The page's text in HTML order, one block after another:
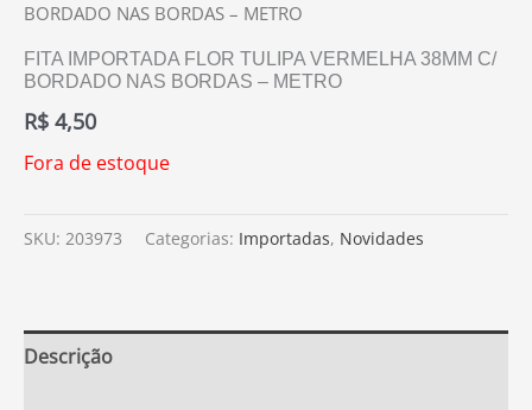
BORDADO NAS BORDAS – METRO
FITA IMPORTADA FLOR TULIPA VERMELHA 38MM C/
BORDADO NAS BORDAS – METRO
R$ 4,50
Fora de estoque
SKU: 203973 Categorias: Importadas, Novidades
Descrição